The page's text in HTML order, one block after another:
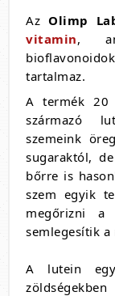
Az Olimp
vitamin,
tartalmaz.
A termék 20
származó
szemeink
sugaraktól,
bőrre is
szem egyik
megőrizni a
semlegesítik a
A lutein egy